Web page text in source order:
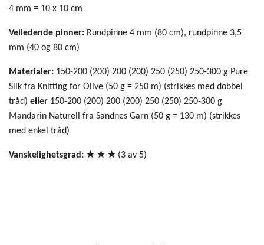
4 mm = 10 x 10 cm
Veiledende pinner: Rundpinne 4 mm (80 cm), rundpinne 3,5
mm (40 og 80 cm)
Materialer: 150-200 (200) 200 (200) 250 (250) 250-300 g Pure
Silk fra Knitting for Olive (50 g = 250 m) (strikkes med dobbel
tråd) eller 150-200 (200) 200 (200) 250 (250) 250-300 g
Mandarin Naturell fra Sandnes Garn (50 g = 130 m) (strikkes
med enkel tråd)
Vanskelighetsgrad: ★ ★★(3 av 5)